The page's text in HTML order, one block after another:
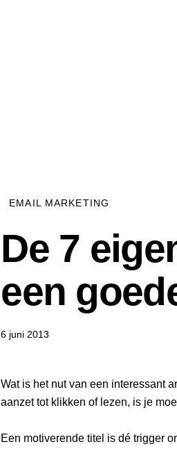
EMAIL MARKETING
De 7
een
6 juni 2013
Wat is het nut van een interessant
aanzet tot klikken of lezen, is je
Een motiverende titel is dé trigger